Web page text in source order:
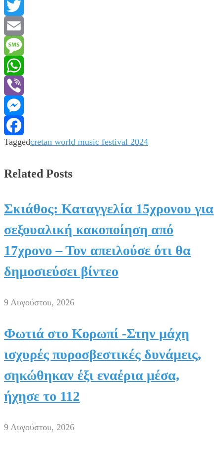
PrintFriendly
Twitter
Email
Message
WhatsApp
Viber
Messenger
Facebook
Taggedcretan world music festival 2024
Related Posts
Σκιάθος: Καταγγελία 15χρονου για
σεξουαλική κακοποίηση από
17χρονο – Τον απειλούσε ότι θα
δημοσιεύσει βίντεο
9 Αυγούστου, 2026
Φωτιά στο Κορωπί -Στην μάχη
ισχυρές πυροσβεστικές δυνάμεις,
σηκώθηκαν έξι εναέρια μέσα,
ήχησε το 112
9 Αυγούστου, 2026